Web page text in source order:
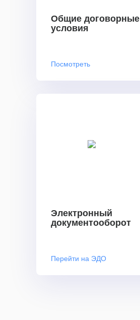
Общие договорные
условия
Посмотреть
Электронный
документооборот
Перейти на ЭДО